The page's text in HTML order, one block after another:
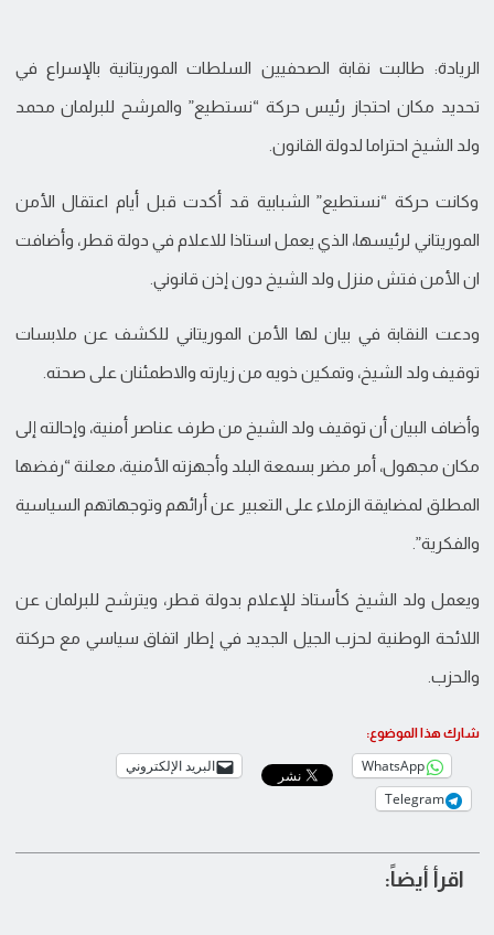
الريادة: طالبت نقابة الصحفيين السلطات الموريتانية بالإسراع في
تحديد مكان احتجاز رئيس حركة “نستطيع” والمرشح للبرلمان محمد
ولد الشيخ احتراما لدولة القانون.
وكانت حركة “نستطيع” الشبابية قد أكدت قبل أيام اعتقال الأمن
الموريتاني لرئيسها، الذي يعمل استاذا للاعلام في دولة قطر، وأضافت
ان الأمن فتش منزل ولد الشيخ دون إذن قانوني.
ودعت النقابة في بيان لها الأمن الموريتاني للكشف عن ملابسات
توقيف ولد الشيخ، وتمكين ذويه من زيارته والاطمئنان على صحته.
وأضاف البيان أن توقيف ولد الشيخ من طرف عناصر أمنية، وإحالته إلى
مكان مجهول، أمر مضر بسمعة البلد وأجهزته الأمنية، معلنة “رفضها
المطلق لمضايقة الزملاء على التعبير عن أرائهم وتوجهاتهم السياسية
والفكرية”.
ويعمل ولد الشيخ كأستاذ للإعلام بدولة قطر، ويترشح للبرلمان عن
اللائحة الوطنية لحزب الجيل الجديد في إطار اتفاق سياسي مع حركتة
والحزب.
شارك هذا الموضوع:
WhatsApp
البريد الإلكتروني
Telegram
اقرأ أيضاً: